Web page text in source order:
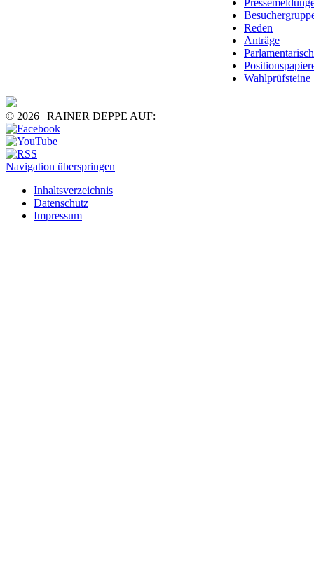
Reden
Anträge
Wahlprüfsteine
© 2026 | RAINER DEPPE AUF:
Navigation überspringen
Inhaltsverzeichnis
Datenschutz
Impressum